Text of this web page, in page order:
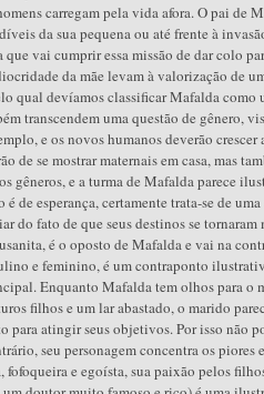
carregam pela vida afora. O pai de
da sua pequena ou até frente à
que vai cumprir essa missão de dar colo
da mãe levam à valorização de
qual devíamos classificar Mafalda como
transcendem uma questão de gênero,
e os novos humanos deverão crescer
de se mostrar maternais em casa, mas
gêneros, e a turma de Mafalda parece
de esperança, certamente trata-se de
do fato de que seus destinos se tornaram
é o oposto de Mafalda e vai na
e feminino, é um contraponto
Enquanto Mafalda tem olhos para o
filhos e um lar abastado, o marido
para atingir seus objetivos. Por isso não
seu personagem concentra os piores
fofoqueira e egoísta, sua paixão pelos